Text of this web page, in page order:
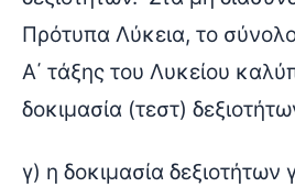
Πρότυπα Λύκεια, το
Α΄ τάξης του Λυκείου
δοκιμασία (τεστ)
γ) η δοκιμασία δεξιοτήτων